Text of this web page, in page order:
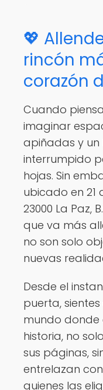
💖
rincón
corazón
Cuando
imaginar
apiñadas y un
interrumpido
hojas. Sin
ubicado en 21
23000 La Paz,
que va más
no son solo
nuevas
Desde el
puerta,
mundo
historia, no
sus páginas,
entrelazan
quienes las